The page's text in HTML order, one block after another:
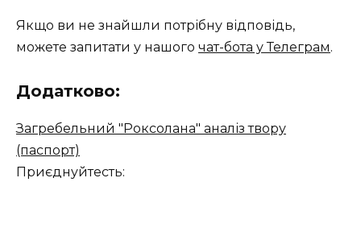
Якщо ви не знайшли потрібну відповідь,
можете запитати у нашого чат-бота у Телеграм.
Додатково:
Загребельний "Роксолана" аналіз твору
(паспорт)
Приєднуйтесть: